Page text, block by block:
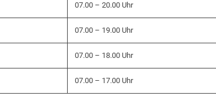
07.00 – 20.00 Uhr
07.00 – 19.00 Uhr
07.00 – 18.00 Uhr
07.00 – 17.00 Uhr